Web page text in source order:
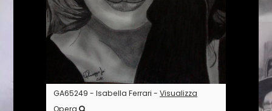
GA65249 - Isabella Ferrari - Visualizza